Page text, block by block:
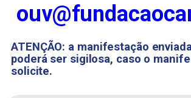
ATENÇÃO: a manifestação
poderá ser sigilosa, caso o
solicite.